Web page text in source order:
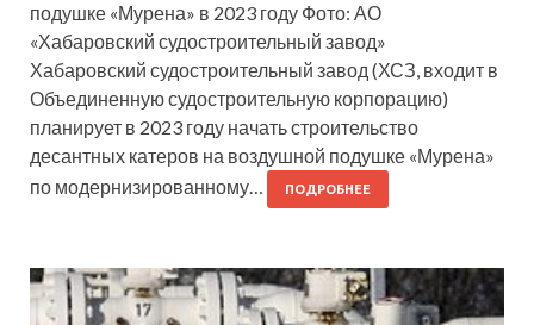
подушке «Мурена» в 2023 году Фото: АО
«Хабаровский судостроительный завод»
Хабаровский судостроительный завод (ХСЗ, входит в
Объединенную судостроительную корпорацию)
планирует в 2023 году начать строительство
десантных катеров на воздушной подушке «Мурена»
по модернизированному…
ПОДРОБНЕЕ